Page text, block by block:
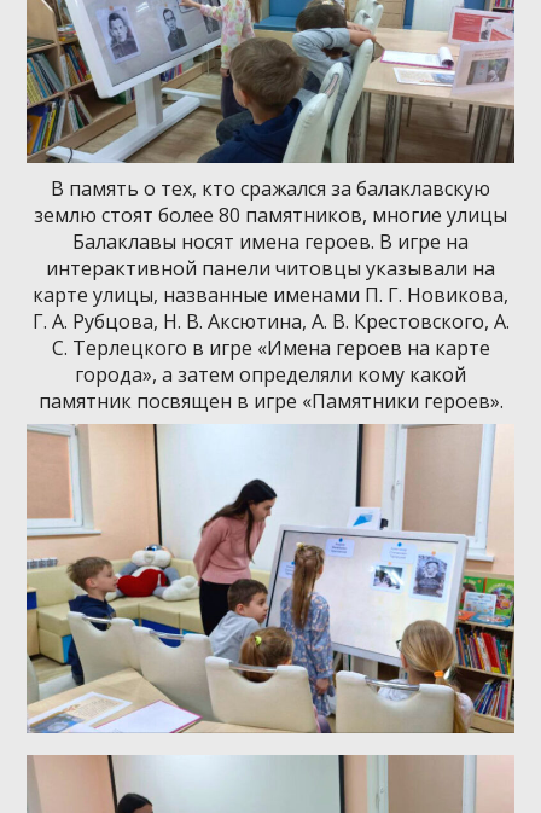
В память о тех, кто сражался за балаклавскую
землю стоят более 80 памятников, многие улицы
Балаклавы носят имена героев. В игре на
интерактивной панели читовцы указывали на
карте улицы, названные именами П. Г. Новикова,
Г. А. Рубцова, Н. В. Аксютина, А. В. Крестовского, А.
С. Терлецкого в игре «Имена героев на карте
города», а затем определяли кому какой
памятник посвящен в игре «Памятники героев».